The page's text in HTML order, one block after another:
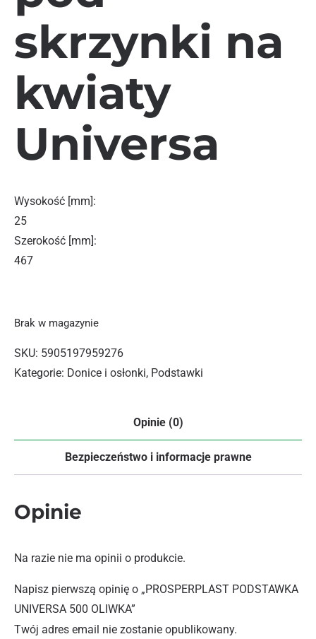
skrzynki na
kwiaty
Universa
Wysokość [mm] :
25
Szerokość [mm] :
467
Brak w magazynie
SKU: 5905197959276
Kategorie: Donice i osłonki, Podstawki
Opinie (0)
Bezpieczeństwo i informacje prawne
Opinie
Na razie nie ma opinii o produkcie.
Napisz pierwszą opinię o „PROSPERPLAST PODSTAWKA
UNIVERSA 500 OLIWKA”
Twój adres email nie zostanie opublikowany.